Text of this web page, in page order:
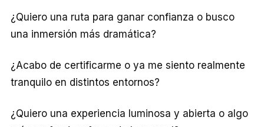
¿Quiero una ruta para ganar confianza o busco
una inmersión más dramática?
¿Acabo de certificarme o ya me siento realmente
tranquilo en distintos entornos?
¿Quiero una experiencia luminosa y abierta o algo